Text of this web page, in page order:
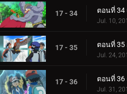
17 - 34 ตอนที่
Jul. 10,
17 - 35 ตอนที่ 35
Jul. 24,
17 - 36 ตอนที่ 36
Jul. 31,